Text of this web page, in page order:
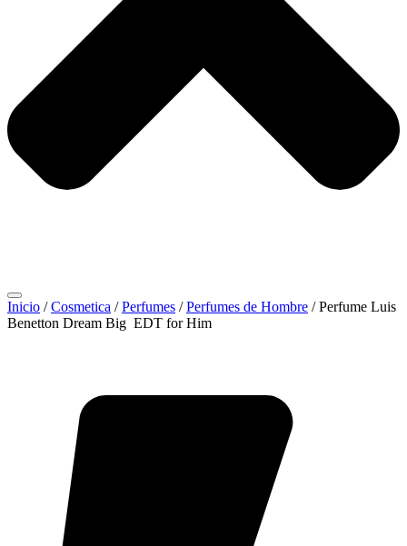
Inicio /Cosmetica /Perfumes /Perfumes de Hombre / Perfume Luis
Benetton Dream Big EDT for Him